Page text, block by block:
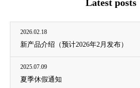
Latest posts
2026.02.18
新产品介绍（预计2026年2月发布）
2025.07.09
夏季休假通知